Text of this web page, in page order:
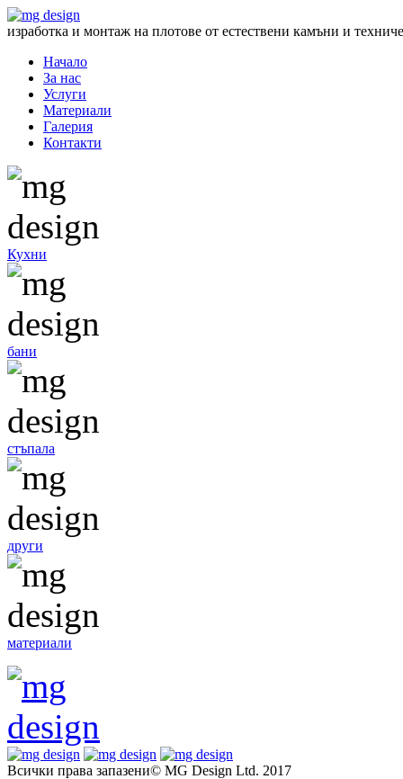
изработка и монтаж на плотове от естествени камъни и
Начало
За нас
Услуги
Материали
Галерия
Контакти
Кухни
бани
стъпала
други
материали
Всички права запазени© MG Design Ltd. 2017